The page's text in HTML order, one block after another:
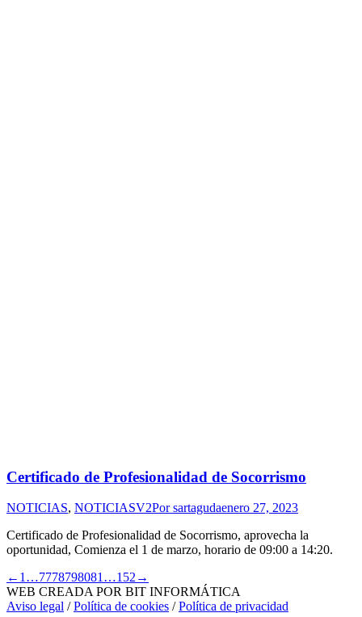
Certificado de Profesionalidad de Socorrismo
NOTICIAS, NOTICIASV2Porsartagudaenero 27, 2023
Certificado de Profesionalidad de Socorrismo, aprovecha la
oportunidad, Comienza el 1 de marzo, horario de 09:00 a 14:20.
← 1 …7778798081 …152 →
WEB CREADA POR BIT INFORMÁTICA
Aviso legal /Política de cookies /Política de privacidad